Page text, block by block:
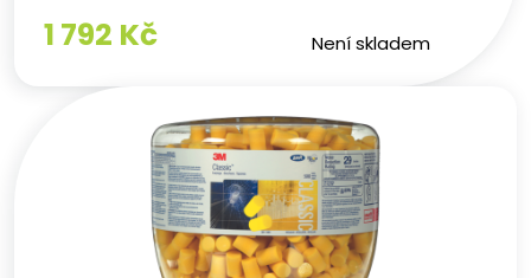
1 792 Kč Není skladem